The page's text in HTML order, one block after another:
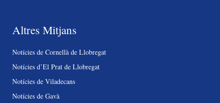
Altres Mitjans
Notícies de Cornellà de Llobregat
Notícies d’El Prat de Llobregat
Notícies de Viladecans
Notícies de Gavà